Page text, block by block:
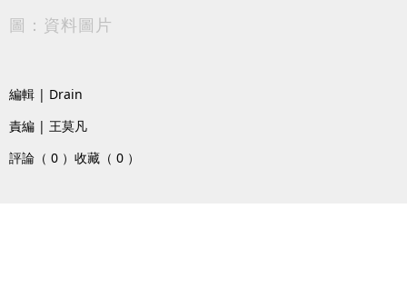
圖：資料圖片
編輯 | Drain
責編 | 王莫凡
評論（ 0 ） 收藏（ 0 ）